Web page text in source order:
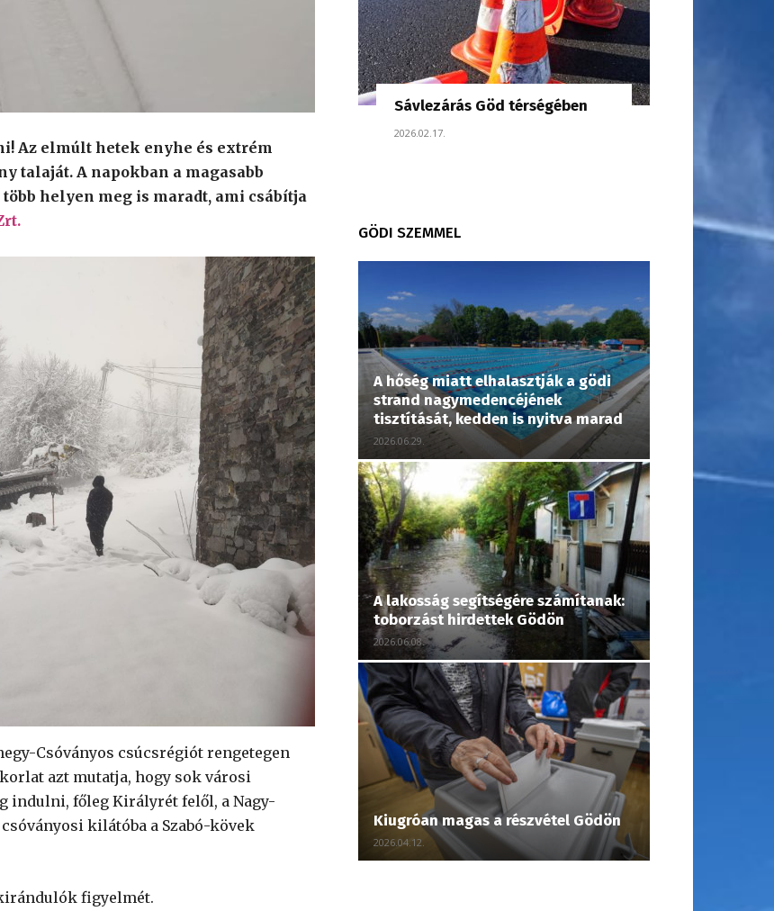
Az elmúlt hetek enyhe és extrém
talaját. A napokban a magasabb
helyen meg is maradt, ami csábítja
Csóványos csúcsrégiót rengetegen
azt mutatja, hogy sok városi
indulni, főleg Királyrét felől, a Nagy-
kilátóba a Szabó-kövek
figyelmét.
Sávlezárás Göd térségében
2026.02.17.
GÖDI SZEMMEL
A hőség miatt elhalasztják a gödi
strand nagymedencéjének
tisztítását, kedden is nyitva marad
2026.06.29.
A lakosság segítségére számítanak:
toborzást hirdettek Gödön
2026.06.08.
Kiugróan magas a részvétel Gödön
2026.04.12.